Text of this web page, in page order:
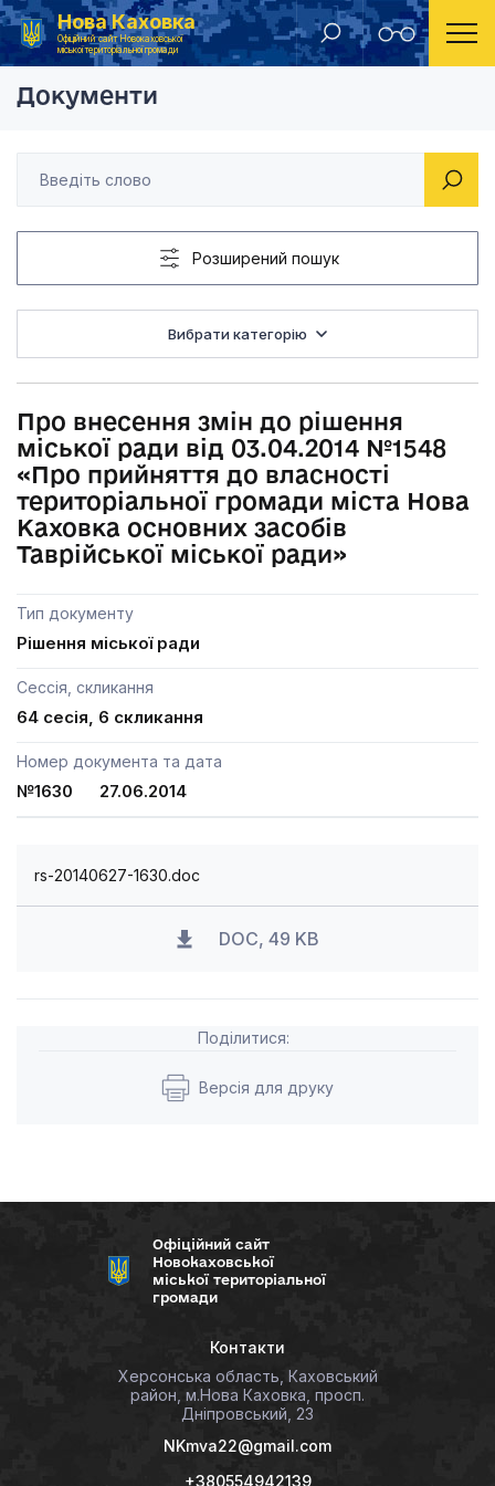
Нова Каховка
Офіційний сайт Новокаховської
міської територіальної громади
Головна Рішення Новокаховської міської ради 2014 рік Про внесення змін
Документи
Розширений пошук
Вибрати категорію
Про внесення змін до рішення
міської ради від 03.04.2014 №1548
«Про прийняття до власності
територіальної громади міста Нова
Каховка основних засобів
Таврійської міської ради»
Тип документу
Рішення міської ради
Сессія, скликання
64 сесія, 6 скликання
Номер документа та дата
№1630 27.06.2014
rs-20140627-1630.doc
DOC, 49 KB
Поділитися:
Версія для друку
Офіційний сайт
Новокаховської
міської територіальної
громади
Контакти
Херсонська область, Каховський
район, м.Нова Каховка, просп.
Дніпровський, 23
NKmva22@gmail.com
+380554942139